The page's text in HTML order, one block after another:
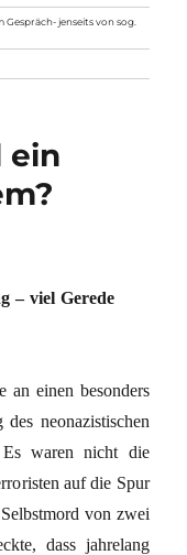
Gespräch- jenseits von sog.
ein
– viel Gerede
an einen besonders
neonazistischen
waren nicht die
auf die Spur
von zwei
dass jahrelang